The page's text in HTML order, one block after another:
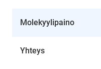
Molekyylipaino
Yhteys